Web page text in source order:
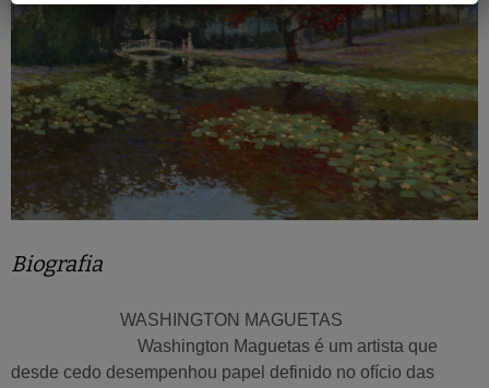
Biografia
WASHINGTON MAGUETAS
Washington Maguetas é um artista que
desde cedo desempenhou papel definido no ofício das